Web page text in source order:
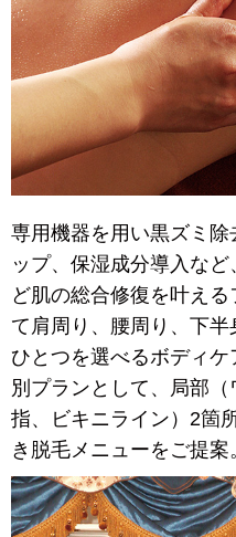
専用機器を用い黒ズミ
ップ、保湿成分導入な
ど肌の総合修復を叶え
て肩周り、腰周り、下
ひとつを選べるボディケ
別プランとして、局部
指、ビキニライン）2箇
き脱毛メニューをご提案